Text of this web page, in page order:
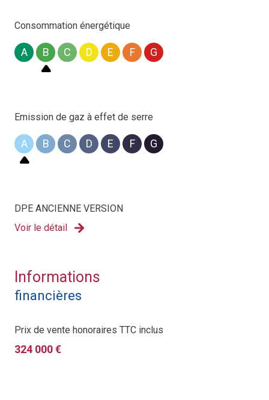
vente.location@cagim-sogedim.fr
Consommation énergétique
A B C D E F G
Emission de gaz à effet de serre
A B C D E F G
DPE ANCIENNE VERSION
Voir le détail
Informations
financières
Prix de vente honoraires TTC inclus
324 000 €